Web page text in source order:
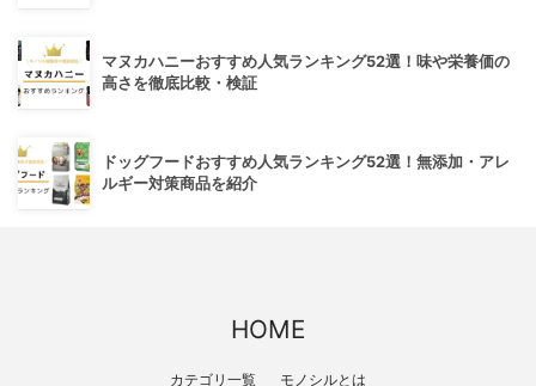
マヌカハニーおすすめ人気ランキング52選！味や栄養価の
高さを徹底比較・検証
ドッグフードおすすめ人気ランキング52選！無添加・アレ
ルギー対策商品を紹介
HOME
カテゴリ一覧 モノシルとは